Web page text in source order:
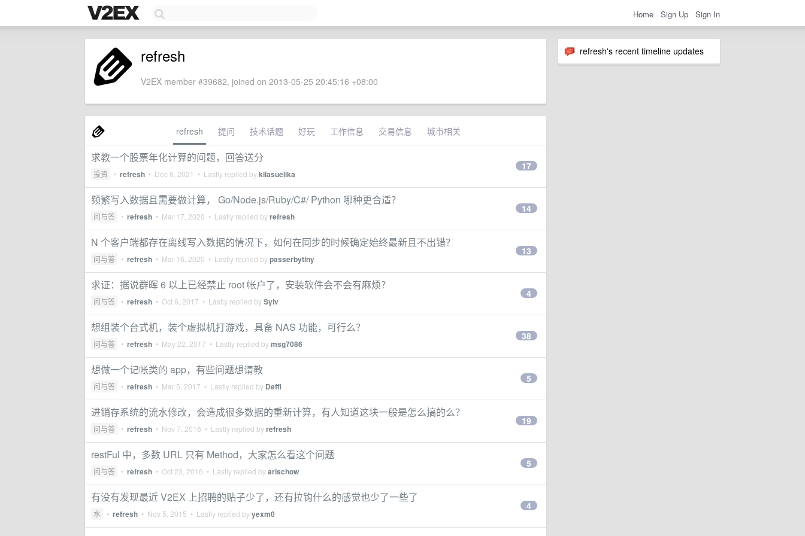
Home Sign Up Sign In
refresh's recent timeline updates
refresh
V2EX member #39682, joined on 2013-05-25 20:45:16 +08:00
refresh 提问 技术话题 好玩 工作信息 交易信息 城市相关
求教一个股票年化计算的问题，回答送分
投资 • refresh • Dec 6, 2021 • Lastly replied bykilasuelika
17
频繁写入数据且需要做计算， Go/Node.js/Ruby/C#/ Python 哪种更合适？
问与答 • refresh • Mar 17, 2020 • Lastly replied byrefresh
14
N 个客户端都存在离线写入数据的情况下，如何在同步的时候确定始终最新且不出错？
问与答 • refresh • Mar 16, 2020 • Lastly replied bypasserbytiny
13
求证：据说群晖 6 以上已经禁止 root 帐户了，安装软件会不会有麻烦？
问与答 • refresh • Oct 6, 2017 • Lastly replied bySylv
4
想组装个台式机，装个虚拟机打游戏，具备 NAS 功能，可行么？
问与答 • refresh • May 22, 2017 • Lastly replied bymsg7086
38
想做一个记帐类的 app，有些问题想请教
问与答 • refresh • Mar 5, 2017 • Lastly replied by Deffi
5
进销存系统的流水修改，会造成很多数据的重新计算，有人知道这块一般是怎么搞的么？
问与答 • refresh • Nov 7, 2016 • Lastly replied byrefresh
19
restFul 中，多数 URL 只有 Method，大家怎么看这个问题
问与答 • refresh • Oct 23, 2016 • Lastly replied byarischow
5
有没有发现最近 V2EX 上招聘的贴子少了，还有拉钩什么的感觉也少了一些了
水 • refresh • Nov 5, 2015 • Lastly replied byyexm0
4